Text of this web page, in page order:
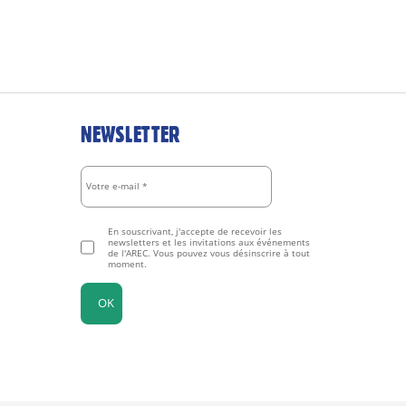
NEWSLETTER
En souscrivant, j'accepte de recevoir les
newsletters et les invitations aux événements
de l'AREC. Vous pouvez vous désinscrire à tout
moment.